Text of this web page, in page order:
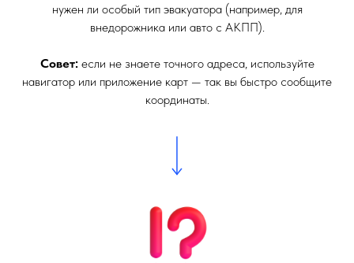
нужен ли особый тип эвакуатора (например, для
внедорожника или авто с АКПП).
Совет:если не знаете точного адреса, используйте
навигатор или приложение карт — так вы быстро сообщите
координаты.